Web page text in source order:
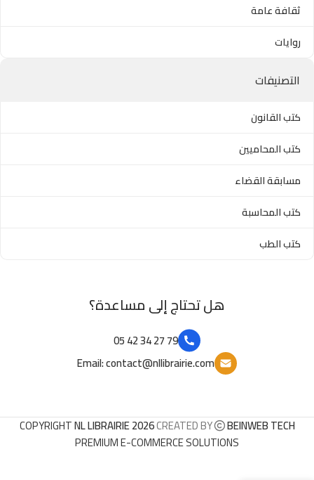
ثقافة عامة
روايات
التصنيفات
كتب القانون
كتب المحاميين
مسابقة القضاء
كتب المحاسبة
كتب الطب
هل تحتاج إلى مساعدة؟
79 27 34 42 05
Email: contact@nllibrairie.com
COPYRIGHTNL LIBRAIRIE 2026CREATED BY BEINWEB TECH
PREMIUM E-COMMERCE SOLUTIONS